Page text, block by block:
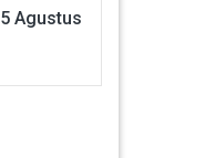
5 Agustus